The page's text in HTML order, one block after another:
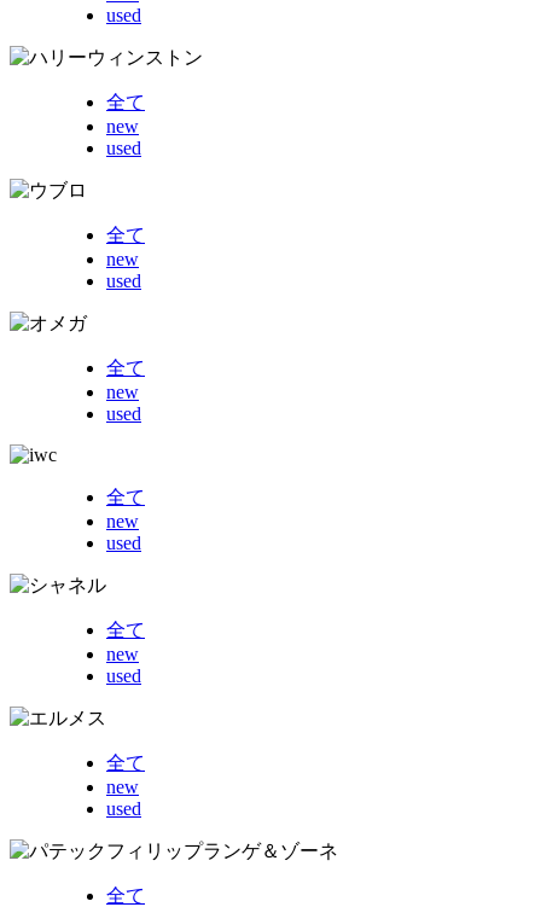
used
全て
new
used
全て
new
used
全て
new
used
全て
new
used
全て
new
used
全て
new
used
全て